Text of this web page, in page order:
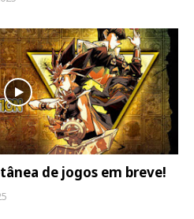
de jogos em breve!